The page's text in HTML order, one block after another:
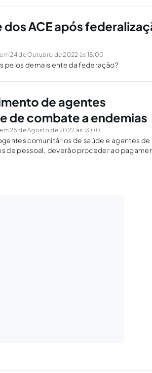
dos ACE após
24 de Outubro de 2022 às 18:00
pelos demais ente da federação?
de agentes
de combate a endemias
25 de Agosto de 2022 às 13:00
comunitários de saúde e agentes de
de pessoal, deverão proceder ao